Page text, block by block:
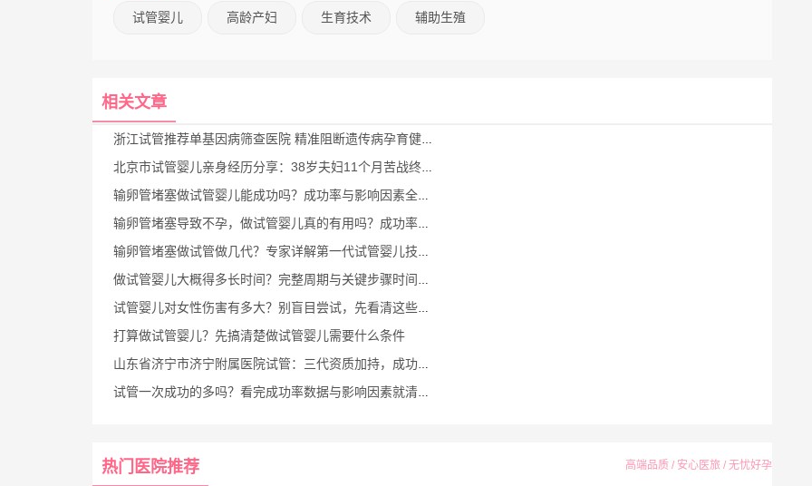
试管婴儿 高龄产妇 生育技术 辅助生殖
相关文章
浙江试管推荐单基因病筛查医院 精准阻断遗传病孕育健康宝宝
北京市试管婴儿亲身经历分享：38岁夫妇11个月苦战终获好孕的真实心路
输卵管堵塞做试管婴儿能成功吗？成功率与影响因素全解析
输卵管堵塞导致不孕，做试管婴儿真的有用吗？成功率如何？
输卵管堵塞做试管做几代？专家详解第一代试管婴儿技术是否适合你
做试管婴儿大概得多长时间？完整周期与关键步骤时间解析
试管婴儿对女性伤害有多大？别盲目尝试，先看清这些风险
打算做试管婴儿？先搞清楚做试管婴儿需要什么条件
山东省济宁市济宁附属医院试管：三代资质加持，成功率超50%，费用医生全知晓
试管一次成功的多吗？看完成功率数据与影响因素就清楚了
热门医院推荐 高端品质 / 安心医旅 / 无忧好孕